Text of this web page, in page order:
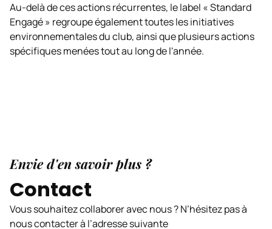
Au-delà de ces actions récurrentes, le label « Standard
Engagé » regroupe également toutes les initiatives
environnementales du club, ainsi que plusieurs actions
spécifiques menées tout au long de l'année.
Envie d'en savoir plus ?
Contact
Vous souhaitez collaborer avec nous ? N’hésitez pas à
nous contacter à l’adresse suivante